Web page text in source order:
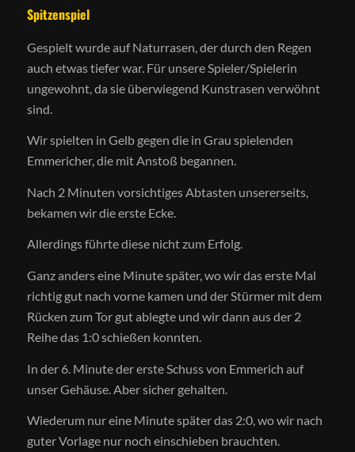
Spitzenspiel
Gespielt wurde auf Naturrasen, der durch den Regen
auch etwas tiefer war. Für unsere Spieler/Spielerin
ungewohnt, da sie überwiegend Kunstrasen verwöhnt
sind.
Wir spielten in Gelb gegen die in Grau spielenden
Emmericher, die mit Anstoß begannen.
Nach 2 Minuten vorsichtiges Abtasten unsererseits,
bekamen wir die erste Ecke.
Allerdings führte diese nicht zum Erfolg.
Ganz anders eine Minute später, wo wir das erste Mal
richtig gut nach vorne kamen und der Stürmer mit dem
Rücken zum Tor gut ablegte und wir dann aus der 2
Reihe das 1:0 schießen konnten.
In der 6. Minute der erste Schuss von Emmerich auf
unser Gehäuse. Aber sicher gehalten.
Wiederum nur eine Minute später das 2:0, wo wir nach
guter Vorlage nur noch einschieben brauchten.